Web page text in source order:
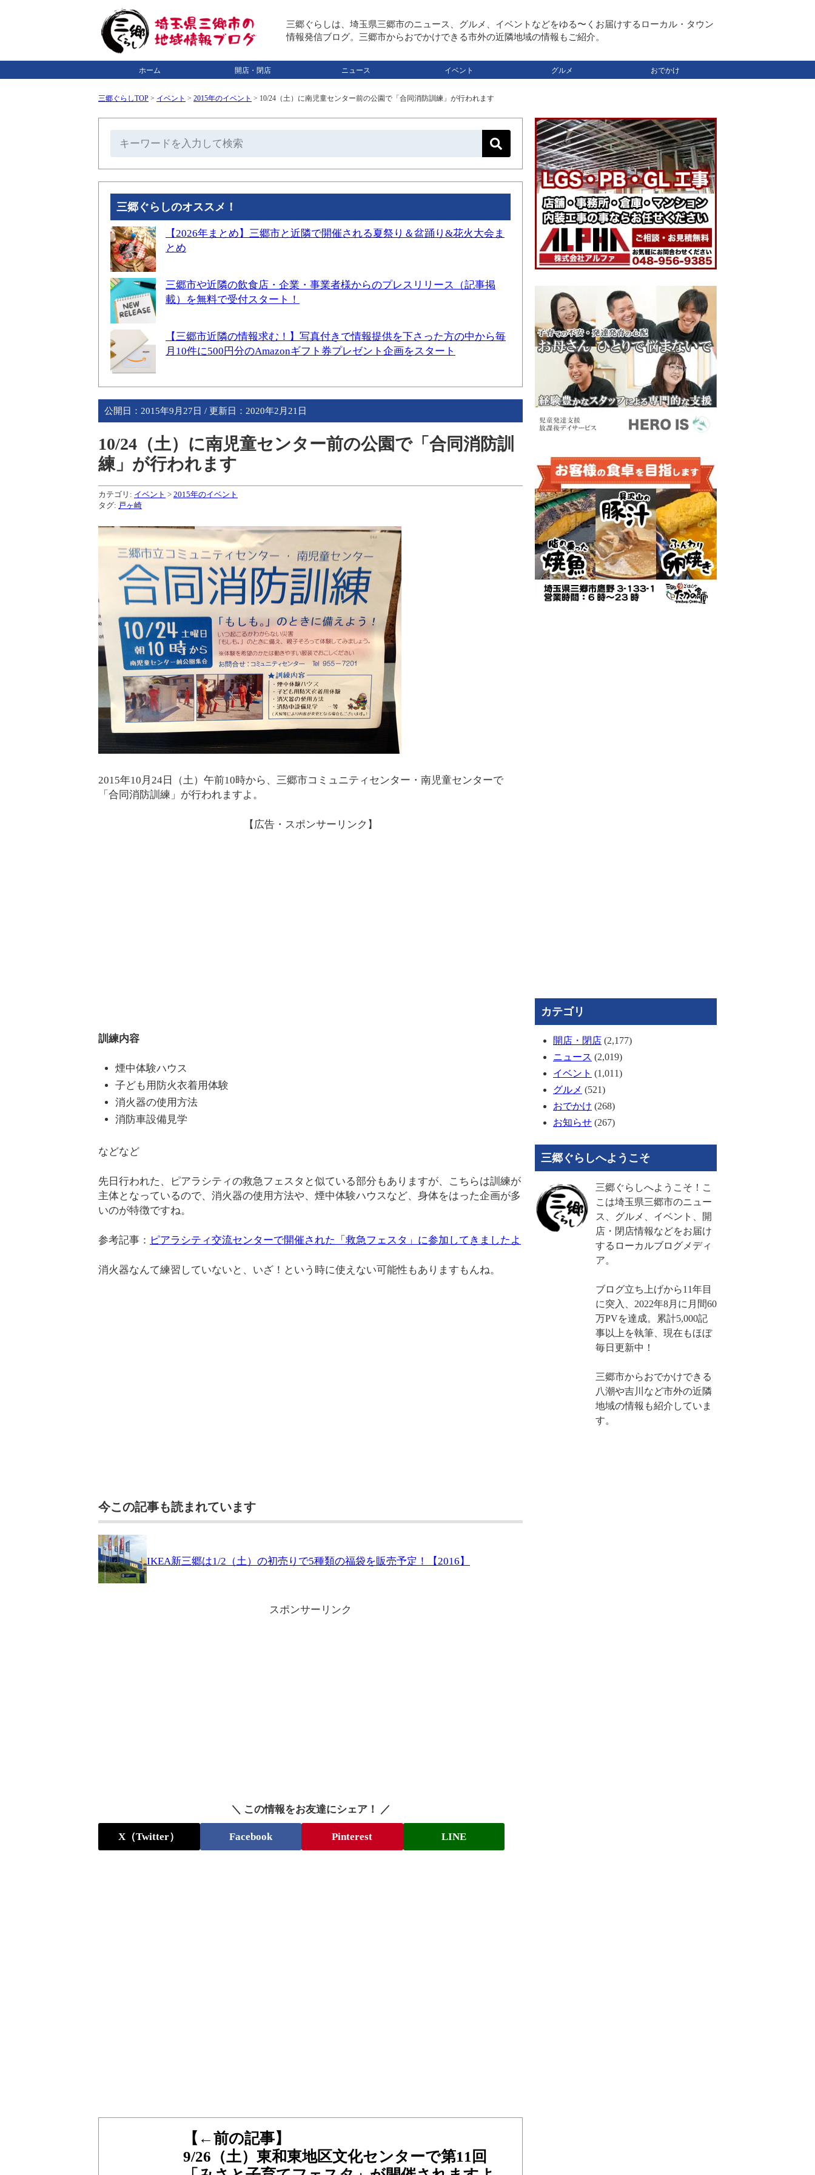
三郷ぐらしは、埼玉県三郷市のニュース、グルメ、イベントなどをゆる〜くお届けするローカル・タウン
情報発信ブログ。三郷市からおでかけできる市外の近隣地域の情報もご紹介。
ホーム 開店・閉店 ニュース イベント グルメ おでかけ
三郷ぐらしTOP > イベント > 2015年のイベント > 10/24（土）に南児童センター前の公園で「合同消防訓練」が行われます
三郷ぐらしのオススメ！
【2026年まとめ】三郷市と近隣で開催される夏祭り＆盆踊り&花火大会ま
とめ
三郷市や近隣の飲食店・企業・事業者様からのプレスリリース（記事掲
載）を無料で受付スタート！
【三郷市近隣の情報求む！】写真付きで情報提供を下さった方の中から毎
月10件に500円分のAmazonギフト券プレゼント企画をスタート
公開日： 2015年9月27日 / 更新日： 2020年2月21日
10/24（土）に南児童センター前の公園で「合同消防訓
練」が行われます
カテゴリ: イベント > 2015年のイベント
タグ: 戸ヶ崎
2015年10月24日（土）午前10時から、三郷市コミュニティセンター・南児童センターで
「合同消防訓練」が行われますよ。
【広告・スポンサーリンク】
訓練内容
煙中体験ハウス
子ども用防火衣着用体験
消火器の使用方法
消防車設備見学
などなど
先日行われた、ピアラシティの救急フェスタと似ている部分もありますが、こちらは訓練が
主体となっているので、消火器の使用方法や、煙中体験ハウスなど、身体をはった企画が多
いのが特徴ですね。
参考記事： ピアラシティ交流センターで開催された「救急フェスタ」に参加してきましたよ
消火器なんて練習していないと、いざ！という時に使えない可能性もありますもんね。
今この記事も読まれています
IKEA新三郷は1/2（土）の初売りで5種類の福袋を販売予定！【2016】
スポンサーリンク
＼ この情報をお友達にシェア！ ／
X（Twitter） Facebook Pinterest LINE
【←前の記事】
9/26（土）東和東地区文化センターで第11回
カテゴリ
開店・閉店 (2,177)
ニュース (2,019)
イベント (1,011)
グルメ (521)
おでかけ (268)
お知らせ (267)
三郷ぐらしへようこそ
三郷ぐらしへようこそ！こ
こは埼玉県三郷市のニュー
ス、グルメ、イベント、開
店・閉店情報などをお届け
するローカルブログメディ
ア。
ブログ立ち上げから11年目
に突入、2022年8月に月間60
万PVを達成。累計5,000記
事以上を執筆、現在もほぼ
毎日更新中！
三郷市からおでかけできる
八潮や吉川など市外の近隣
地域の情報も紹介していま
す。